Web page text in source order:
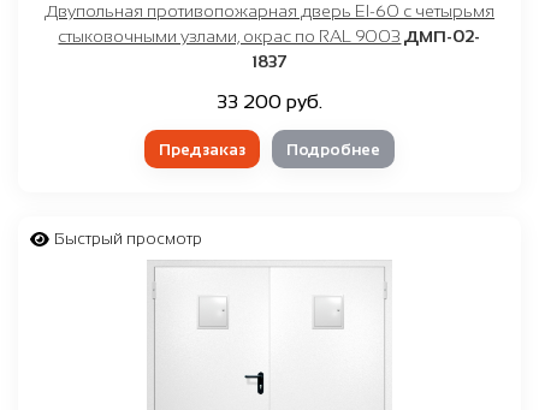
Двупольная противопожарная дверь EI-60 с четырьмя
стыковочными узлами, окрас по RAL 9003 ДМП-02-
1837
33 200 руб.
Предзаказ Подробнее
Быстрый просмотр